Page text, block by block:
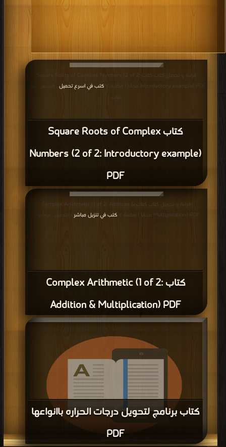
كتاب Square Roots of Complex
Numbers (2 of 2: Introductory example)
PDF
قراءة و تحميل كتاب كتاب Square Roots of Complex Numbers (2 of 2:
Introductory example) PDF مجانا | مكتبة >
كتب في اسرع تحميل
| التحميل : مرة/
مرات
كتاب Complex Arithmetic (1 of 2:
Addition & Multiplication) PDF
قراءة و تحميل كتاب كتاب Complex Arithmetic (1 of 2: Addition &
Multiplication) PDF مجانا | مكتبة >
كتب في تنزيل مباشر | التحميل : مرة/مرات
كتاب برنامج لتحويل درجات الحراره باانواعها
PDF